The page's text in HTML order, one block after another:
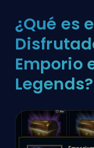
¿Qué es
Emporio
Legends?